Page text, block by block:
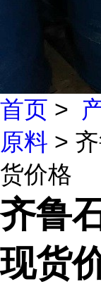
首页 >
原料 >
货价格
齐鲁
现货